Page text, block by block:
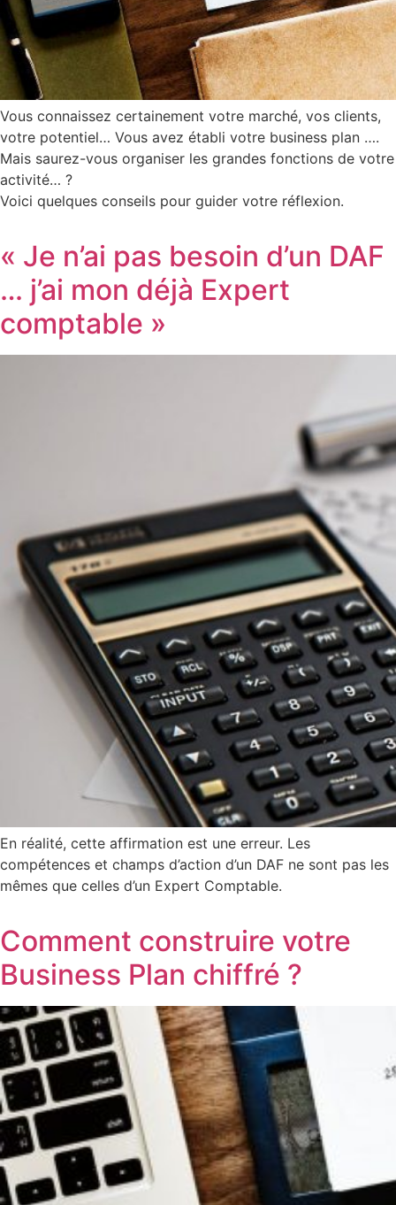
Vous connaissez certainement votre marché, vos clients,
votre potentiel… Vous avez établi votre business plan ….
Mais saurez-vous organiser les grandes fonctions de votre
activité… ?
Voici quelques conseils pour guider votre réflexion.
« Je n’ai pas besoin d’un DAF
… j’ai mon déjà Expert
comptable »
En réalité, cette affirmation est une erreur. Les
compétences et champs d’action d’un DAF ne sont pas les
mêmes que celles d’un Expert Comptable.
Comment construire votre
Business Plan chiffré ?